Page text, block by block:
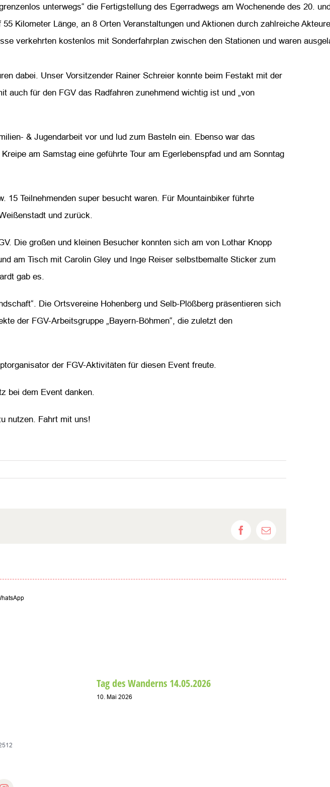
unterwegs“ die Fertigstellung des Egerradwegs am Wochenende des 20.
Kilometer Länge, an 8 Orten Veranstaltungen und Aktionen durch zahlreiche
verkehrten kostenlos mit Sonderfahrplan zwischen den Stationen und waren
dabei. Unser Vorsitzender Rainer Schreier konnte beim Festakt mit der
für den FGV das Radfahren zunehmend wichtig ist und „von
& Jugendarbeit vor und lud zum Basteln ein. Ebenso war das
am Samstag eine geführte Tour am Egerlebenspfad und am Sonntag
15 Teilnehmenden super besucht waren. Für Mountainbiker führte
und zurück.
Die großen und kleinen Besucher konnten sich am von Lothar Knopp
am Tisch mit Carolin Gley und Inge Reiser selbstbemalte Sticker zum
gab es.
Die Ortsvereine Hohenberg und Selb-Plößberg präsentieren sich
der FGV-Arbeitsgruppe „Bayern-Böhmen“, die zuletzt den
der FGV-Aktivitäten für diesen Event freute.
bei dem Event danken.
nutzen. Fahrt mit uns!
Facebook
E-
Tag des Wanderns 14.05.2026
10. Mai 2026